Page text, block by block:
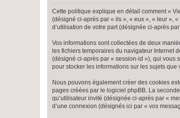
Cette politique explique en détail comment «
(désigné ci-après par « ils », « eux », « leur »,
d’utilisation de votre part (désignée ci-après
Vos informations sont collectées de deux
les fichiers temporaires du navigateur Internet
(désigné ci-après par « session-id »), qui vous
pour stocker les informations sur les sujets
Nous pouvons également créer des cookies
pages créées par le logiciel phpBB. La
qu’utilisateur invité (désignée ci-après par «
d’une connexion (désignés ici par « vos